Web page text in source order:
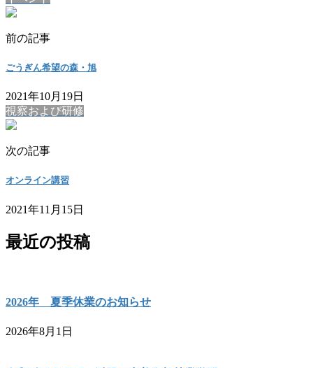
前の記事
ごうぎん希望の森・旭
2021年10月19日
視察および研修
次の記事
オンライン講習
2021年11月15日
最近の投稿
2026年 夏季休業のお知らせ
2026年8月1日